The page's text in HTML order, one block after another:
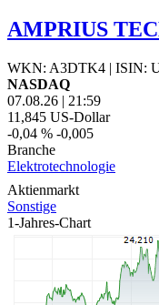
AMPRIUS
WKN: A3DTK4 | ISIN:
NASDAQ
07.08.26 | 21:59
11,845 US-Dollar
-0,04 % -0,005
Branche
Elektrotechnologie
Aktienmarkt
Sonstige
1-Jahres-Chart